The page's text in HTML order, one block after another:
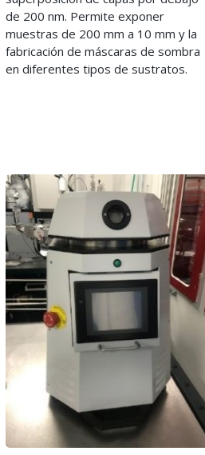
de 200 nm. Permite exponer
muestras de 200 mm a 10 mm y la
fabricación de máscaras de sombra
en diferentes tipos de sustratos.